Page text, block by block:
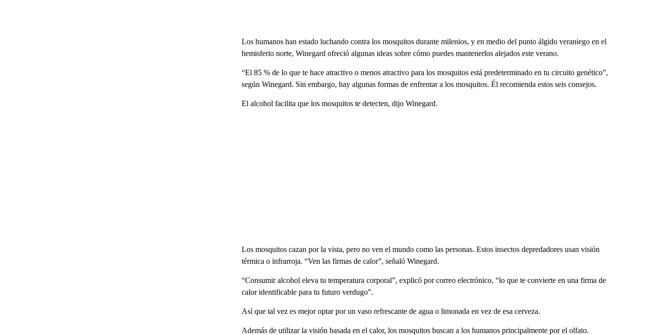
Los humanos han estado luchando contra los mosquitos durante milenios, y en medio del punto álgido veraniego en el
hemisferio norte, Winegard ofreció algunas ideas sobre cómo puedes mantenerlos alejados este verano.
“El 85 % de lo que te hace atractivo o menos atractivo para los mosquitos está predeterminado en tu circuito genético”,
según Winegard. Sin embargo, hay algunas formas de enfrentar a los mosquitos. Él recomienda estos seis consejos.
El alcohol facilita que los mosquitos te detecten, dijo Winegard.
Los mosquitos cazan por la vista, pero no ven el mundo como las personas. Estos insectos depredadores usan visión
térmica o infrarroja. “Ven las firmas de calor”, señaló Winegard.
“Consumir alcohol eleva tu temperatura corporal”, explicó por correo electrónico, “lo que te convierte en una firma de
calor identificable para tu futuro verdugo”.
Así que tal vez es mejor optar por un vaso refrescante de agua o limonada en vez de esa cerveza.
Además de utilizar la visión basada en el calor, los mosquitos buscan a los humanos principalmente por el olfato.